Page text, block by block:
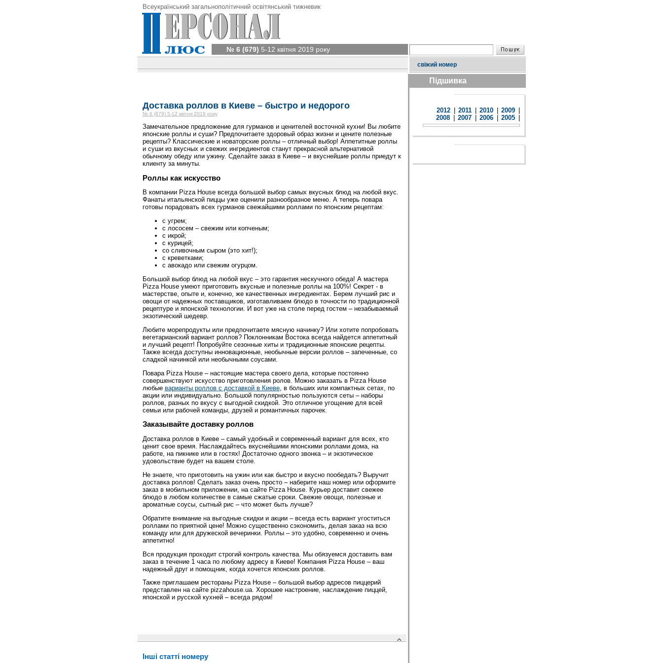
Всеукраїнський загальнополітичний освітянський тижневик
№ 6 (679) 5-12 квітня 2019 року
свіжий номер
Доставка роллов в Киеве – быстро и недорого
№ 6 (679) 5-12 квітня 2019 року
Замечательное предложение для гурманов и ценителей восточной кухни! Вы любите
японские роллы и суши? Предпочитаете здоровый образ жизни и цените полезные
рецепты? Классические и новаторские роллы – отличный выбор! Аппетитные роллы
и суши из вкусных и свежих ингредиентов станут прекрасной альтернативой
обычному обеду или ужину. Сделайте заказ в Киеве – и вкуснейшие роллы приедут к
клиенту за минуты.
Роллы как искусство
В компании Pizza House всегда большой выбор самых вкусных блюд на любой вкус.
Фанаты итальянской пиццы уже оценили разнообразное меню. А теперь повара
готовы порадовать всех гурманов свежайшими роллами по японским рецептам:
с угрем;
с лососем – свежим или копченым;
с икрой;
с курицей;
со сливочным сыром (это хит!);
с креветками;
с авокадо или свежим огурцом.
Большой выбор блюд на любой вкус – это гарантия нескучного обеда! А мастера
Pizza House умеют приготовить вкусные и полезные роллы на 100%! Секрет - в
мастерстве, опыте и, конечно, же качественных ингредиентах. Берем лучший рис и
овощи от надежных поставщиков, изготавливаем блюдо в точности по традиционной
рецептуре и японской технологии. И вот уже на столе перед гостем – незабываемый
экзотический шедевр.
Любите морепродукты или предпочитаете мясную начинку? Или хотите попробовать
вегетарианский вариант роллов? Поклонникам Востока всегда найдется аппетитный
и лучший рецепт! Попробуйте сезонные хиты и традиционные японские рецепты.
Также всегда доступны инновационные, необычные версии роллов – запеченные, со
сладкой начинкой или необычными соусами.
Повара Pizza House – настоящие мастера своего дела, которые постоянно
совершенствуют искусство приготовления ролов. Можно заказать в Pizza House
любые варианты роллов с доставкой в Киеве, в больших или компактных сетах, по
акции или индивидуально. Большой популярностью пользуются сеты – наборы
роллов, разных по вкусу с выгодной скидкой. Это отличное угощение для всей
семьи или рабочей команды, друзей и романтичных парочек.
Заказывайте доставку роллов
Доставка роллов в Киеве – самый удобный и современный вариант для всех, кто
ценит свое время. Наслаждайтесь вкуснейшими японскими роллами дома, на
работе, на пикнике или в гостях! Достаточно одного звонка – и экзотическое
удовольствие будет на вашем столе.
Не знаете, что приготовить на ужин или как быстро и вкусно пообедать? Выручит
доставка роллов! Сделать заказ очень просто – наберите наш номер или оформите
заказ в мобильном приложении, на сайте Pizza House. Курьер доставит свежее
блюдо в любом количестве в самые сжатые сроки. Свежие овощи, полезные и
ароматные соусы, сытный рис – что может быть лучше?
Обратите внимание на выгодные скидки и акции – всегда есть вариант угоститься
роллами по приятной цене! Можно существенно сэкономить, делая заказ на всю
команду или для дружеской вечеринки. Роллы – это удобно, современно и очень
аппетитно!
Вся продукция проходит строгий контроль качества. Мы обязуемся доставить вам
заказ в течение 1 часа по любому адресу в Киеве! Компания Pizza House – ваш
надежный друг и помощник, когда хочется японских роллов.
Также приглашаем рестораны Pizza House – большой выбор адресов пиццерий
представлен на сайте pizzahouse.ua. Хорошее настроение, наслаждение пиццей,
японской и русской кухней – всегда рядом!
Інші статті номеру
Підшивка
2012 2011 2010 2009
2008
2007 2006 2005